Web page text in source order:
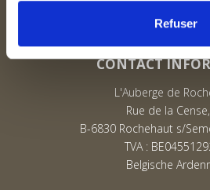
Refuser
CONTACT
L'Auberge de
Rue de la
B-6830 Rochehaut s/
TVA :
Belgische